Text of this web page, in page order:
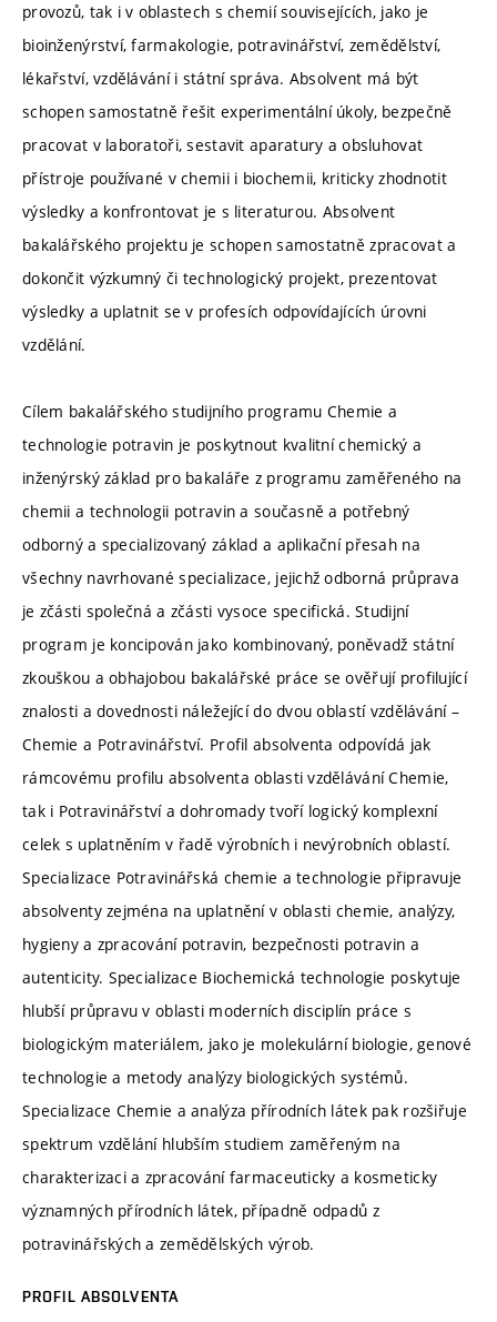
provozů, tak i v oblastech s chemií souvisejících, jako je
bioinženýrství, farmakologie, potravinářství, zemědělství,
lékařství, vzdělávání i státní správa. Absolvent má být
schopen samostatně řešit experimentální úkoly, bezpečně
pracovat v laboratoři, sestavit aparatury a obsluhovat
přístroje používané v chemii i biochemii, kriticky zhodnotit
výsledky a konfrontovat je s literaturou. Absolvent
bakalářského projektu je schopen samostatně zpracovat a
dokončit výzkumný či technologický projekt, prezentovat
výsledky a uplatnit se v profesích odpovídajících úrovni
vzdělání.
Cílem bakalářského studijního programu Chemie a
technologie potravin je poskytnout kvalitní chemický a
inženýrský základ pro bakaláře z programu zaměřeného na
chemii a technologii potravin a současně a potřebný
odborný a specializovaný základ a aplikační přesah na
všechny navrhované specializace, jejichž odborná průprava
je zčásti společná a zčásti vysoce specifická. Studijní
program je koncipován jako kombinovaný, poněvadž státní
zkouškou a obhajobou bakalářské práce se ověřují profilující
znalosti a dovednosti náležející do dvou oblastí vzdělávání –
Chemie a Potravinářství. Profil absolventa odpovídá jak
rámcovému profilu absolventa oblasti vzdělávání Chemie,
tak i Potravinářství a dohromady tvoří logický komplexní
celek s uplatněním v řadě výrobních i nevýrobních oblastí.
Specializace Potravinářská chemie a technologie připravuje
absolventy zejména na uplatnění v oblasti chemie, analýzy,
hygieny a zpracování potravin, bezpečnosti potravin a
autenticity. Specializace Biochemická technologie poskytuje
hlubší průpravu v oblasti moderních disciplín práce s
biologickým materiálem, jako je molekulární biologie, genové
technologie a metody analýzy biologických systémů.
Specializace Chemie a analýza přírodních látek pak rozšiřuje
spektrum vzdělání hlubším studiem zaměřeným na
charakterizaci a zpracování farmaceuticky a kosmeticky
významných přírodních látek, případně odpadů z
potravinářských a zemědělských výrob.
PROFIL ABSOLVENTA